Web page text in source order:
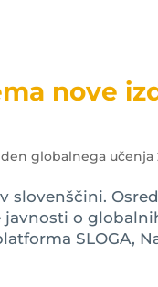
nove
globalnega učenja
slovenščini.
javnosti o
SLOGA,